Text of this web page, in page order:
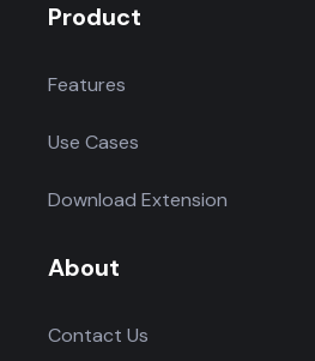
Product
Features
Use Cases
Download Extension
About
Contact Us